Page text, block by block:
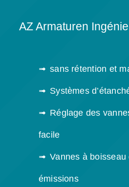
AZ Armaturen
sans rétention et
Systèmes
Réglage des
facile
Vannes à
émissions